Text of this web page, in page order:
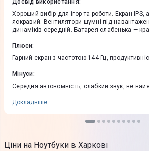
Досвід використання:
Хороший вибір для ігор та роботи. Екран
яскравий. Вентилятори шумні під
динаміків середній. Батарея слабенька —
Плюси:
Гарний екран з частотою 144 Гц,
Мінуси:
Середня автономність, слабкий звук, не
Докладніше
Ціни на Ноутбуки в Харкові